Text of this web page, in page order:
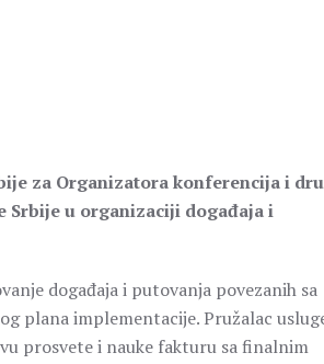
za Organizatora konferencija i
Srbije u organizaciji događaja i
događaja i putovanja povezanih sa
plana implementacije. Pružalac
prosvete i nauke fakturu sa finalnim